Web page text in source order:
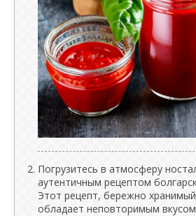
Погрузитесь в атмосферу
аутентичным рецептом
Этот рецепт, бережно
обладает неповторимым